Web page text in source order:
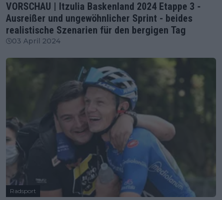
VORSCHAU | Itzulia Baskenland 2024 Etappe 3 -
Ausreißer und ungewöhnlicher Sprint - beides
realistische Szenarien für den bergigen Tag
03 April 2024
Radsport